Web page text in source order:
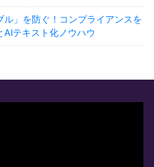
ル」を防ぐ！コンプライアンスを
テキスト化ノウハウ